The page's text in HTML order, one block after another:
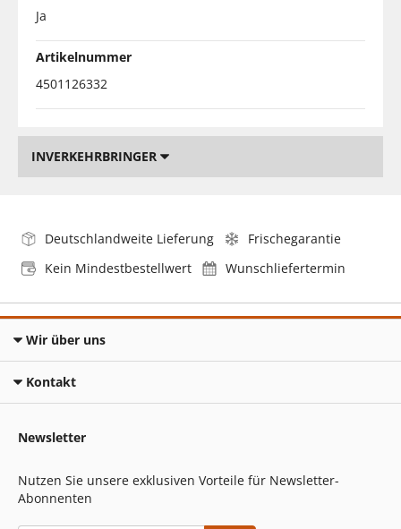
Ja
Artikelnummer
4501126332
INVERKEHRBRINGER
Deutschlandweite Lieferung
Frischegarantie
Kein Mindestbestellwert
Wunschliefertermin
Wir über uns
Kontakt
Newsletter
Nutzen Sie unsere exklusiven Vorteile für Newsletter-
Abonnenten